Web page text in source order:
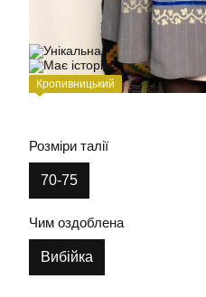
Кропивницький
Розміри талії
70-75
Чим оздоблена
Вибійка